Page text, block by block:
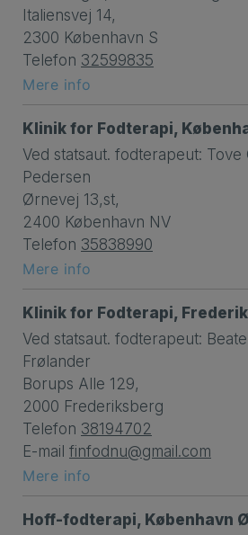
Italiensvej 14,
2300 København S
Telefon 32599835
Mere info
Klinik for Fodterapi,
Ved statsaut. fodterapeut: Tove
Pedersen
Ørnevej 13,st,
2400 København NV
Telefon 35838990
Mere info
Klinik for Fodterapi,
Ved statsaut. fodterapeut:
Frølander
Borups Alle 129,
2000 Frederiksberg
Telefon 38194702
E-mail finfodnu@gmail.com
Mere info
Hoff-fodterapi, København Ø